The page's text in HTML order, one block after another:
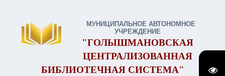
МУНИЦИПАЛЬНОЕ АВТОНОМНОЕ
УЧРЕЖДЕНИЕ
"ГОЛЫШМАНОВСКАЯ
ЦЕНТРАЛИЗОВАННАЯ
БИБЛИОТЕЧНАЯ СИСТЕМА"